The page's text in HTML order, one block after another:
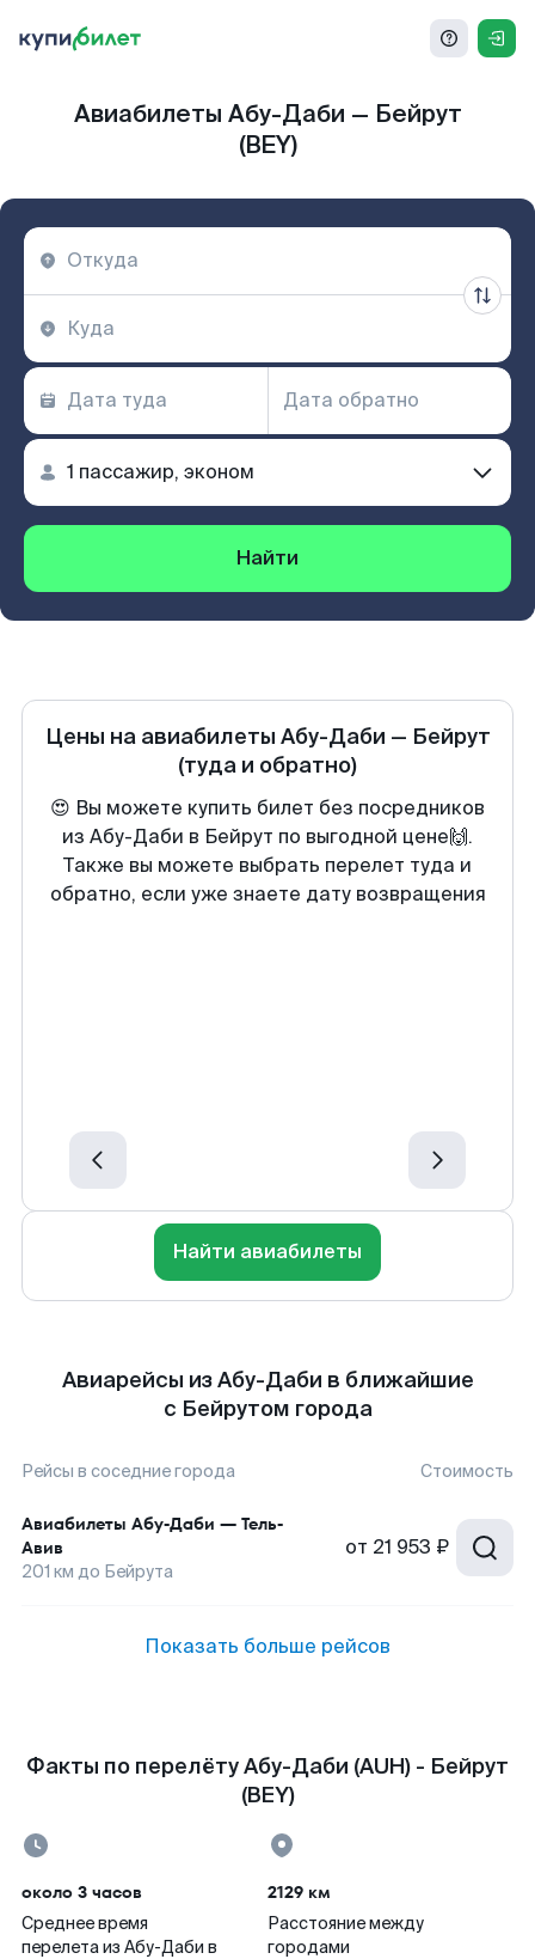
Авиабилеты Абу-Даби — Бейрут
(BEY)
Найти
Цены на авиабилеты Абу-Даби — Бейрут
(туда и обратно)
😍 Вы можете купить билет без посредников
из Абу-Даби в Бейрут по выгодной цене🙌.
Также вы можете выбрать перелет туда и
обратно, если уже знаете дату возвращения
Найти авиабилеты
Авиарейсы из Абу-Даби в ближайшие
с Бейрутом города
Рейсы в соседние города Стоимость
Авиабилеты Абу-Даби — Тель-
Авив
201 км до Бейрута
от 21 953 ₽
Показать больше рейсов
Факты по перелёту Абу-Даби (AUH) - Бейрут
(BEY)
около 3 часов
Среднее время
перелета из Абу-Даби в
2129 км
Расстояние между
городами